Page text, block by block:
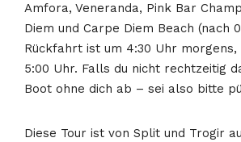
Amfora, Veneranda, Pink Bar
Diem und Carpe Diem Beach (nach
Rückfahrt ist um 4:30 Uhr
5:00 Uhr. Falls du nicht rechtzeitig
Boot ohne dich ab – sei also bitte
Diese Tour ist von Split und Trogir